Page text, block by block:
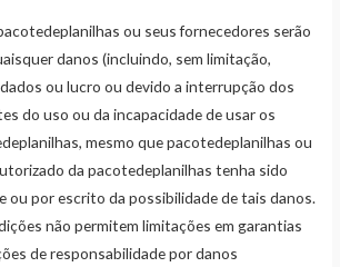
ou seus fornecedores serão
danos (incluindo, sem limitação,
ou lucro ou devido a interrupção dos
do uso ou da incapacidade de usar os
mesmo que pacotedeplanilhas ou
da pacotedeplanilhas tenha sido
ou por escrito da possibilidade de tais danos.
não permitem limitações em garantias
de responsabilidade por danos